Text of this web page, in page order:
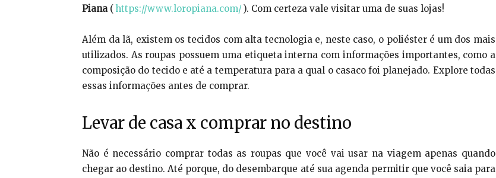
Piana(https://www.loropiana.com/). Com certeza vale visitar uma de suas lojas!
Além da lã, existem os tecidos com alta tecnologia e, neste caso, o poliéster é um dos mais
utilizados. As roupas possuem uma etiqueta interna com informações importantes, como a
composição do tecido e até a temperatura para a qual o casaco foi planejado. Explore todas
essas informações antes de comprar.
Levar de casa x comprar no destino
Não é necessário comprar todas as roupas que você vai usar na viagem apenas quando
chegar ao destino. Até porque, do desembarque até sua agenda permitir que você saia para